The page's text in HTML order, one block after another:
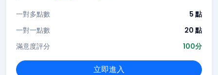
一對多點數
5 點
一對一點數
20 點
滿意度評分
100分
立即進入